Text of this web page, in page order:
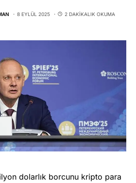
8 EYLÜL 2025 2 DAKIKALIK OKUMA
dolarlık borcunu kripto para